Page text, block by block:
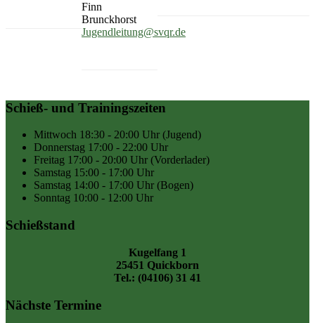
Finn
Brunckhorst
Jugendleitung@svqr.de
Schieß- und Trainingszeiten
Mittwoch 18:30 - 20:00 Uhr (Jugend)
Donnerstag 17:00 - 22:00 Uhr
Freitag 17:00 - 20:00 Uhr (Vorderlader)
Samstag 15:00 - 17:00 Uhr
Samstag 14:00 - 17:00 Uhr (Bogen)
Sonntag 10:00 - 12:00 Uhr
Schießstand
Kugelfang 1
25451 Quickborn
Tel.: (04106) 31 41
Nächste Termine